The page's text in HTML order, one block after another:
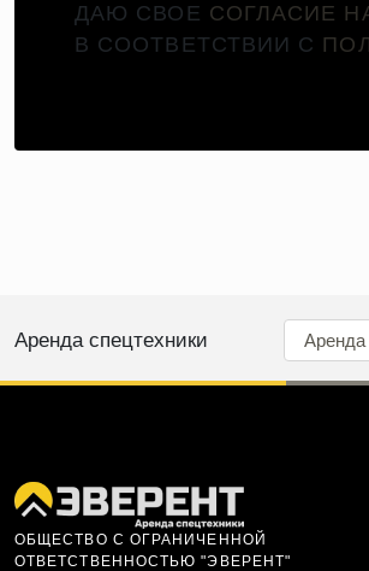
ДАЮ СВОЕ СОГЛАСИЕ
В СООТВЕТСТВИИ С
Аренда спецтехники Аренда
ОБЩЕСТВО С ОГРАНИЧЕННОЙ
ОТВЕТСТВЕННОСТЬЮ "ЭВЕРЕНТ"